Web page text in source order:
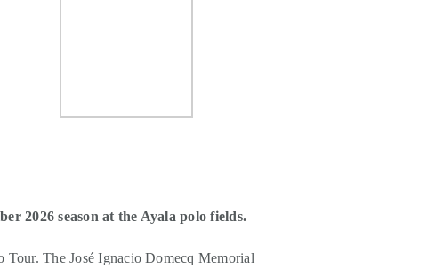
2026 season at the Ayala polo fields.
Tour. The José Ignacio Domecq Memorial